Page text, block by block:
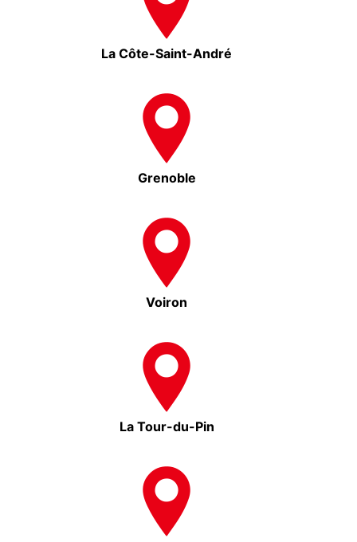
La Côte-Saint-André
Grenoble
Voiron
La Tour-du-Pin